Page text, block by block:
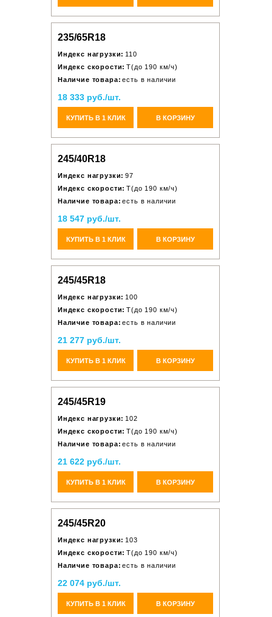
235/65R18
Индекс нагрузки: 110
Индекс скорости: T(до 190 км/ч)
Наличие товара: есть в наличии
18 333 руб./шт.
КУПИТЬ В 1 КЛИК В КОРЗИНУ
245/40R18
Индекс нагрузки: 97
Индекс скорости: T(до 190 км/ч)
Наличие товара: есть в наличии
18 547 руб./шт.
КУПИТЬ В 1 КЛИК В КОРЗИНУ
245/45R18
Индекс нагрузки: 100
Индекс скорости: T(до 190 км/ч)
Наличие товара: есть в наличии
21 277 руб./шт.
КУПИТЬ В 1 КЛИК В КОРЗИНУ
245/45R19
Индекс нагрузки: 102
Индекс скорости: T(до 190 км/ч)
Наличие товара: есть в наличии
21 622 руб./шт.
КУПИТЬ В 1 КЛИК В КОРЗИНУ
245/45R20
Индекс нагрузки: 103
Индекс скорости: T(до 190 км/ч)
Наличие товара: есть в наличии
22 074 руб./шт.
КУПИТЬ В 1 КЛИК В КОРЗИНУ